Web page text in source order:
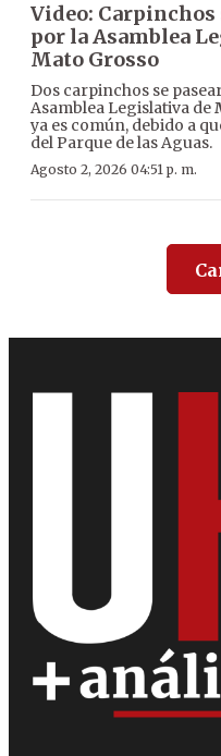
Video: Carpinchos
por la Asamblea
Mato Grosso
Dos carpinchos se
Asamblea Legislativa de
ya es común, debido a
del Parque de las Aguas.
Agosto 2, 2026 04:51 p. m.